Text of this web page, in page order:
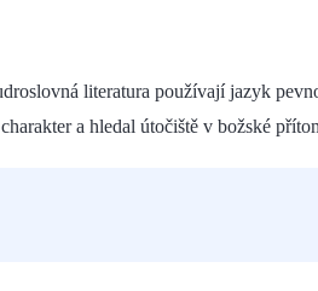
literatura používají jazyk
a hledal útočiště v božské